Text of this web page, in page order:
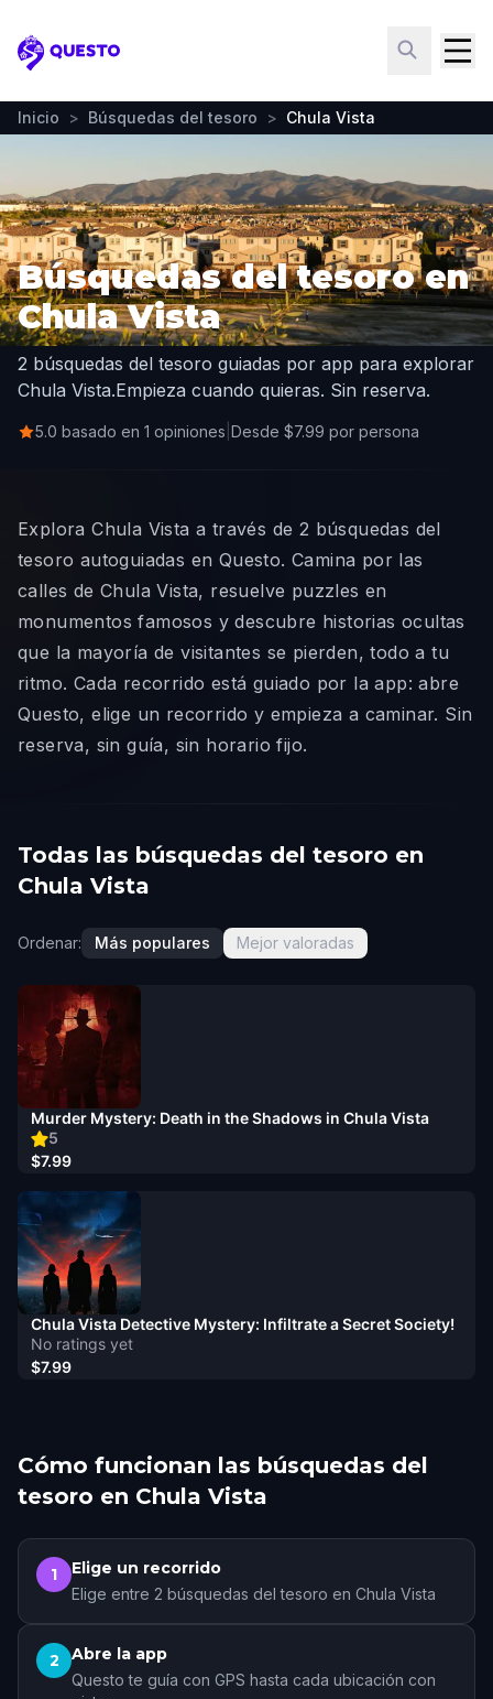
Questo
Inicio > Búsquedas del tesoro > Chula Vista
Búsquedas del tesoro en
Chula Vista
2 búsquedas del tesoro guiadas por app para explorar
Chula Vista.Empieza cuando quieras. Sin reserva.
5.0 basado en 1 opiniones Desde $7.99 por persona
Explora Chula Vista a través de 2 búsquedas del
tesoro autoguiadas en Questo. Camina por las
calles de Chula Vista, resuelve puzzles en
monumentos famosos y descubre historias ocultas
que la mayoría de visitantes se pierden, todo a tu
ritmo. Cada recorrido está guiado por la app: abre
Questo, elige un recorrido y empieza a caminar. Sin
reserva, sin guía, sin horario fijo.
Todas las búsquedas del tesoro en
Chula Vista
Ordenar: Más populares Mejor valoradas
5
Murder Mystery: Death in the Shadows in Chula Vista
$7.99
No ratings yet
Chula Vista Detective Mystery: Infiltrate a Secret Society!
$7.99
Cómo funcionan las búsquedas del
tesoro en Chula Vista
1 Elige un recorrido
Elige entre 2 búsquedas del tesoro en Chula Vista
2 Abre la app
Questo te guía con GPS hasta cada ubicación con